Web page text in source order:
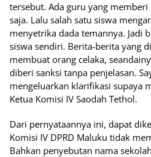
tersebut. Ada guru yang
saja. Lalu salah satu siswa
menyetrika dada temannya. Jadi
siswa sendiri. Berita-berita yang
membuat orang celaka,
diberi sanksi tanpa penjelasan.
mengeluarkan klarifikasi supaya
Ketua Komisi IV Saodah Tethol.
Dari pernyataannya ini, dapat
Komisi IV DPRD Maluku tidak
Bahkan penyebutan nama